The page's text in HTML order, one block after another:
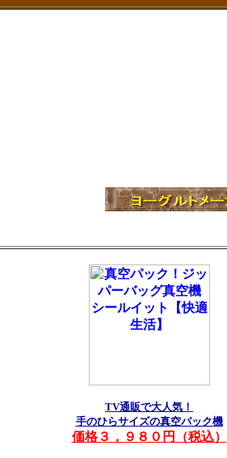
TV通販で大人気！
手のひらサイズの真空パック機
価格３，９８０円（税込）